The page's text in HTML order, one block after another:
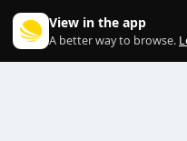
View in the app
A better way to browse.